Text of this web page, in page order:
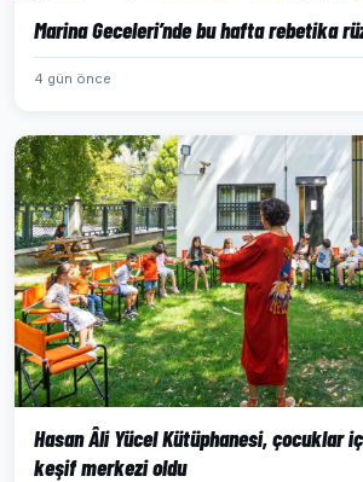
Marina Geceleri’nde bu hafta rebetika
4 gün önce
Hasan Âli Yücel Kütüphanesi, çocuklar
keşif merkezi oldu